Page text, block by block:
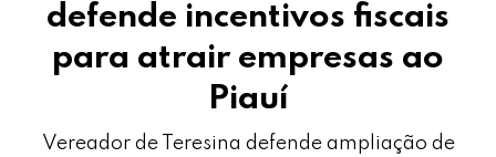
defende incentivos fiscais
para atrair empresas ao
Piauí
Vereador de Teresina defende ampliação de